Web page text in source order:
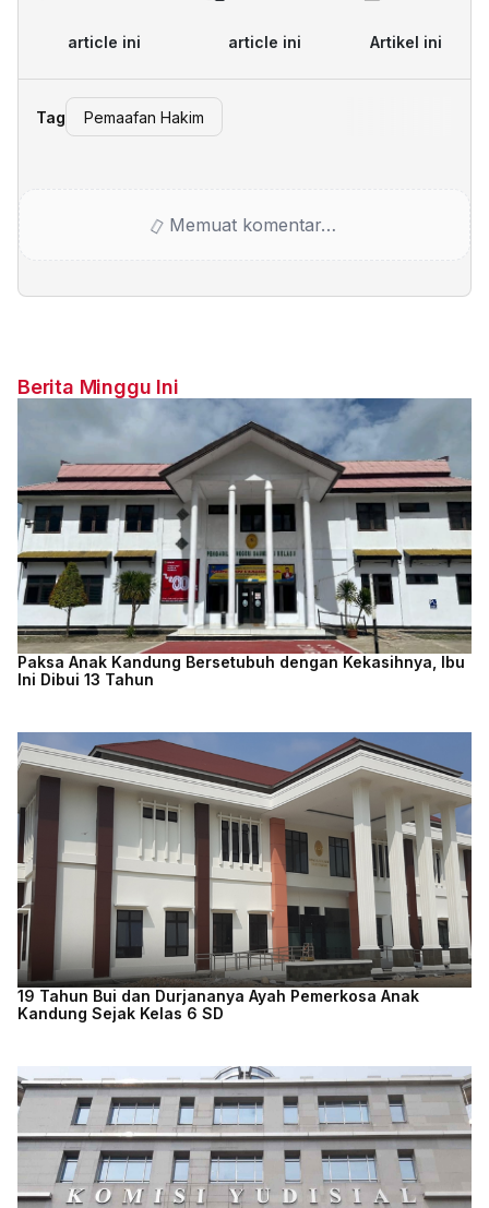
article ini article ini Artikel ini
Tag Pemaafan Hakim
Memuat komentar…
Berita Minggu Ini
Paksa Anak Kandung Bersetubuh dengan Kekasihnya, Ibu
Ini Dibui 13 Tahun
19 Tahun Bui dan Durjananya Ayah Pemerkosa Anak
Kandung Sejak Kelas 6 SD